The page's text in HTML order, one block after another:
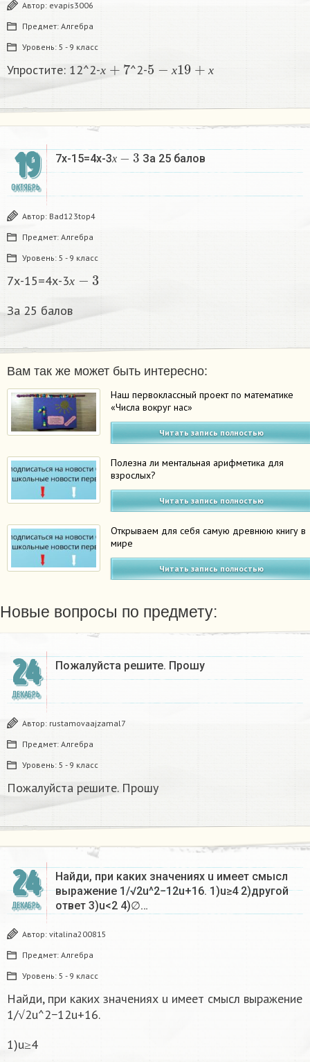
Автор: evapis3006
Предмет: Алгебра
Уровень: 5 - 9 класс
Упростите: 12^2-х ^2- х
5
х
19
19
ОКТЯБРЬ
7х-15=4х-3 х
х−3
За 25 балов
Автор: Bad123top4
Предмет: Алгебра
Уровень: 5 - 9 класс
7х-15=4х-3х
За 25 балов
Вам так же может быть интересно:
Наш первоклассный проект по математике
«Числа вокруг нас»
Читать запись полностью
Полезна ли ментальная арифметика для
взрослых?
Читать запись полностью
Открываем для себя самую древнюю книгу в
мире
Читать запись полностью
Новые вопросы по предмету:
24
ДЕКАБРЬ
Пожалуйста решите. Прошу
Автор: rustamovaajzamal7
Предмет: Алгебра
Уровень: 5 - 9 класс
Пожалуйста решите. Прошу
24
ДЕКАБРЬ
Найди, при каких значениях u имеет смысл
выражение 1/√2u^2−12u+16. 1)u≥4 2)другой
ответ 3)u<2 4)∅…
Автор: vitalina200815
Предмет: Алгебра
Уровень: 5 - 9 класс
Найди, при каких значениях u имеет смысл выражение
1/√2u^2−12u+16.
1)u≥4